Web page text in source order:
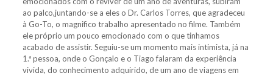
ao palco,juntando-se a eles o Dr. Carlos Torres, que agradeceu
à Go-To, o magnifico trabalho apresentado no filme. Também
ele próprio um pouco emocionado com o que tinhamos
acabado de assistir. Seguiu-se um momento mais intimista, já na
1.ª pessoa, onde o Gonçalo e o Tiago falaram da experiência
vivida, do conhecimento adquirido, de um ano de viagens em